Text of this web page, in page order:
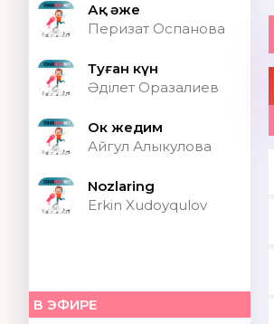
Ақ әже
Перизат Оспанова
Туған күн
Әділет Оразалиев
Ок жедим
Айгул Алыкулова
Nozlaring
Erkin Xudoyqulov
В ЭФИРЕ